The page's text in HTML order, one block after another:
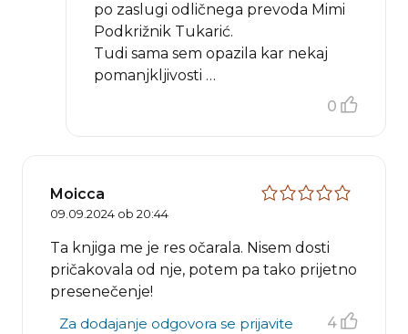
po zaslugi odličnega prevoda Mimi
Podkrižnik Tukarić.
Tudi sama sem opazila kar nekaj
pomanjkljivosti …
0
Moicca
09.09.2024 ob 20:44
Ta knjiga me je res očarala. Nisem dosti
pričakovala od nje, potem pa tako prijetno
presenečenje!
Za dodajanje odgovora se prijavite
4